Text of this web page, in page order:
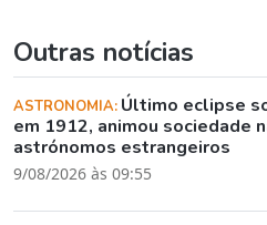
Outras notícias
ASTRONOMIA: Último eclipse
em 1912, animou sociedade
astrónomos estrangeiros
9/08/2026 às 09:55